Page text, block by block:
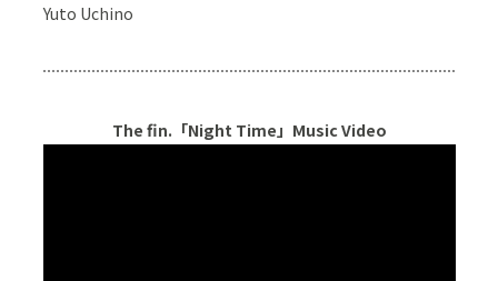
Yuto Uchino
The fin.「Night Time」Music Video